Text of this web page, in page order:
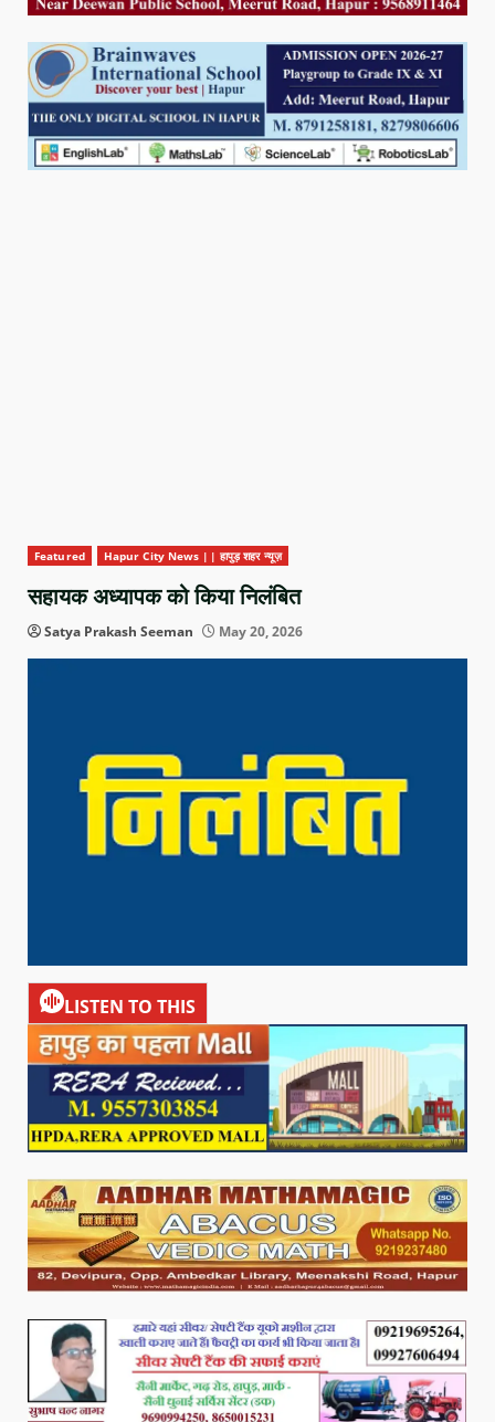
Featured Hapur City News || हापुड़ शहर न्यूज़
सहायक अध्यापक को किया निलंबित
Satya Prakash Seeman May 20, 2026
LISTEN TO THIS